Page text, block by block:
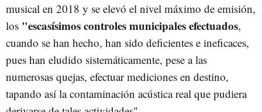
musical en 2018 y se elevó el nivel máximo de emisión,
los "escasísimos controles municipales efectuados,
cuando se han hecho, han sido deficientes e ineficaces,
pues han eludido sistemáticamente, pese a las
numerosas quejas, efectuar mediciones en destino,
tapando así la contaminación acústica real que pudiera